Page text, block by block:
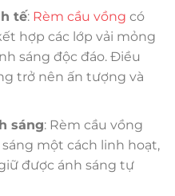
tế: Rèm cầu vồng có
hợp các lớp vải mỏng
sáng độc đáo. Điều
trở nên ấn tượng và
sáng: Rèm cầu vồng
một cách linh hoạt,
được ánh sáng tự